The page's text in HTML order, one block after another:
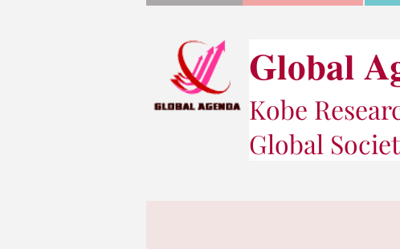
Global
Kobe
Global